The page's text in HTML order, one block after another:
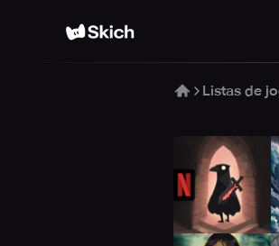
Listas de